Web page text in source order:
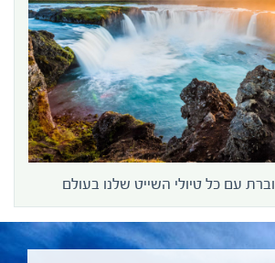
עם כל טיולי השייט שלנו בעולם